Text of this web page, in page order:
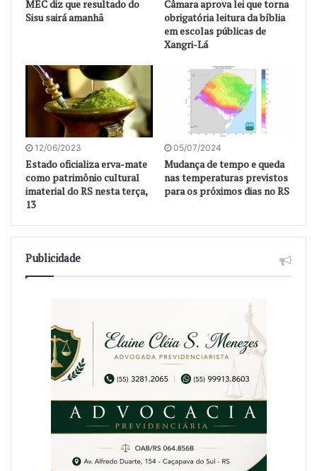
MEC diz que resultado do
Sisu sairá amanhã
Câmara aprova lei que torna
obrigatória leitura da bíblia
em escolas públicas de
Xangri-Lá
12/06/2023
Estado oficializa erva-mate
como patrimônio cultural
imaterial do RS nesta terça,
13
05/07/2024
Mudança de tempo e queda
nas temperaturas previstos
para os próximos dias no RS
Publicidade